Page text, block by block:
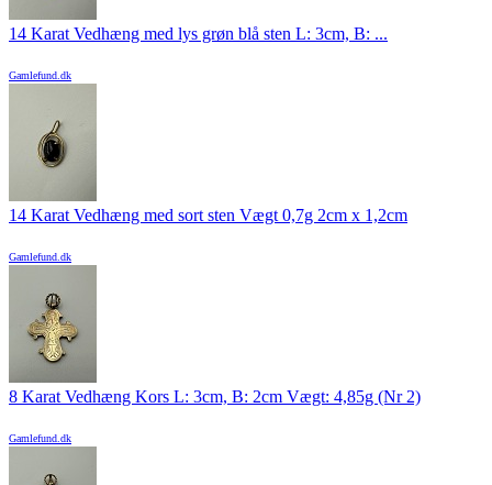
14 Karat Vedhæng med lys grøn blå sten L: 3cm, B: ...
Gamlefund.dk
14 Karat Vedhæng med sort sten Vægt 0,7g 2cm x 1,2cm
Gamlefund.dk
8 Karat Vedhæng Kors L: 3cm, B: 2cm Vægt: 4,85g (Nr 2)
Gamlefund.dk